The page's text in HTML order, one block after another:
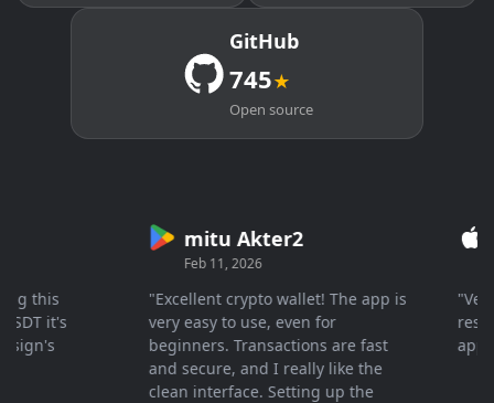
GitHub
745★
Open source
it's
mitu Akter2
Feb 11, 2026
"Excellent crypto wallet! The app is
very easy to use, even for
beginners. Transactions are fast
and secure, and I really like the
clean interface. Setting up the
"Very